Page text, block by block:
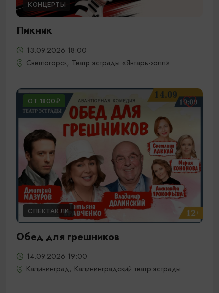
КОНЦЕРТЫ
Пикник
13.09.2026 18:00
Светлогорск, Театр эстрады «Янтарь-холл»
ОТ 1800₽
СПЕКТАКЛИ
Обед для грешников
14.09.2026 19:00
Калининград, Калининградский театр эстрады